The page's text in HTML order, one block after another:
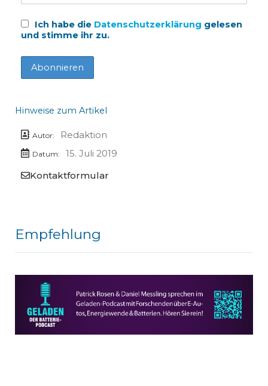
Ich habe die Datenschutzerklärung gelesen
und stimme ihr zu.
Hinweise zum Artikel
Autor: Redaktion
Datum:
15. Juli 2019
Kontaktformular
Empfehlung